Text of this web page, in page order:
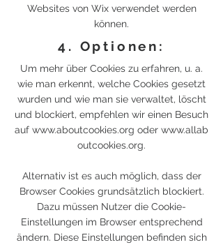
Websites von Wix verwendet werden
können.
4. Optionen:
Um mehr über Cookies zu erfahren, u. a.
wie man erkennt, welche Cookies gesetzt
wurden und wie man sie verwaltet, löscht
und blockiert, empfehlen wir einen Besuch
auf www.aboutcookies.org oder www.allab
outcookies.org.
Alternativ ist es auch möglich, dass der
Browser Cookies grundsätzlich blockiert.
Dazu müssen Nutzer die Cookie-
Einstellungen im Browser entsprechend
ändern. Diese Einstellungen befinden sich